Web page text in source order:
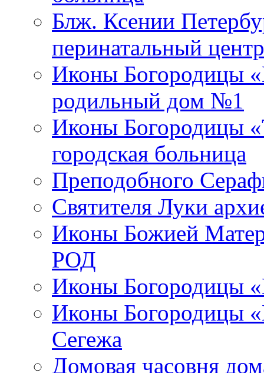
Блж. Ксении
перинатальный центр
Иконы Богородицы
родильный дом №1
Иконы Богородицы
городская больница
Преподобного
Святителя Луки
Иконы Божией
РОД
Иконы Богородицы
Иконы Богородицы
Сегежа
Домовая часовня